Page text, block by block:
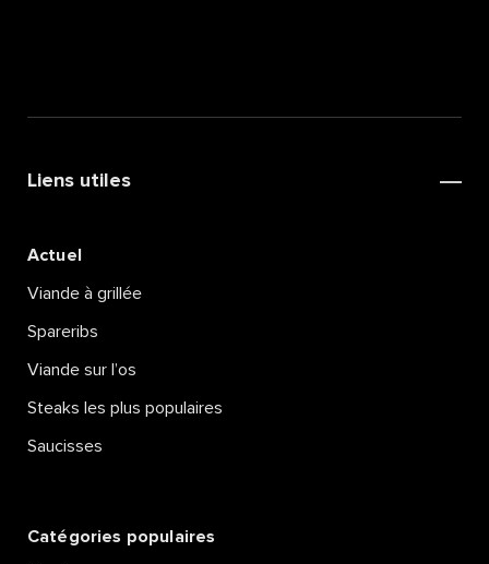
Liens utiles
Actuel
Viande à grillée
Spareribs
Viande sur l’os
Steaks les plus populaires
Saucisses
Catégories populaires